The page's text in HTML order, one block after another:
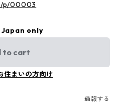
p/00003
only
to cart
住まいの方向け
通報する